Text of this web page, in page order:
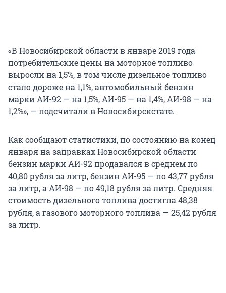
«В Новосибирской области в январе 2019 года
потребительские цены на моторное топливо
выросли на 1,5%, в том числе дизельное топливо
стало дороже на 1,1%, автомобильный бензин
марки АИ-92 — на 1,5%, АИ-95 — на 1,4%, АИ-98 — на
1,2%», — подсчитали в Новосибирскстате.
Как сообщают статистики, по состоянию на конец
января на заправках Новосибирской области
бензин марки АИ-92 продавался в среднем по
40,80 рубля за литр, бензин АИ-95 — по 43,77 рубля
за литр, а АИ-98 — по 49,18 рубля за литр. Средняя
стоимость дизельного топлива достигла 48,38
рубля, а газового моторного топлива — 25,42 рубля
за литр.